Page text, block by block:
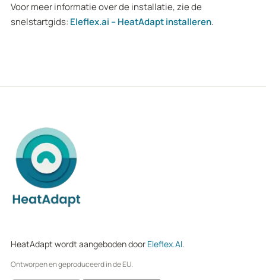
Voor meer informatie over de installatie, zie de
snelstartgids: Eleflex.ai – HeatAdapt installeren.
HeatAdapt wordt aangeboden door Eleflex.AI.
Ontworpen en geproduceerd in de EU.